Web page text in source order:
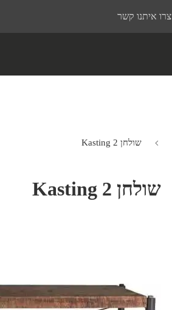
צרו איתנו קשר
שולחן Kasting 2
שולחן Kasting 2